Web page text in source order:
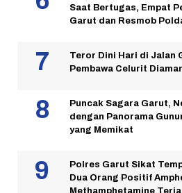
Saat Bertugas, Empat
Garut dan Resmob
Teror Dini Hari di Jalan
Pembawa Celurit
Puncak Sagara Garut,
dengan Panorama
yang Memikat
Polres Garut Sikat
Dua Orang Positif
Methamphetamine